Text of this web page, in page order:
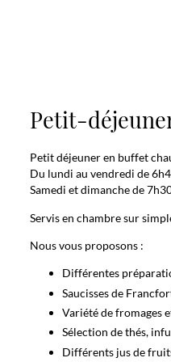
Petit-
Petit déjeuner en buffet
Du lundi au vendredi de
Samedi et dimanche de
Servis en chambre sur
Nous vous proposons :
Différentes
Saucisses de
Variété de fromages
Sélection de thés,
Différents jus de